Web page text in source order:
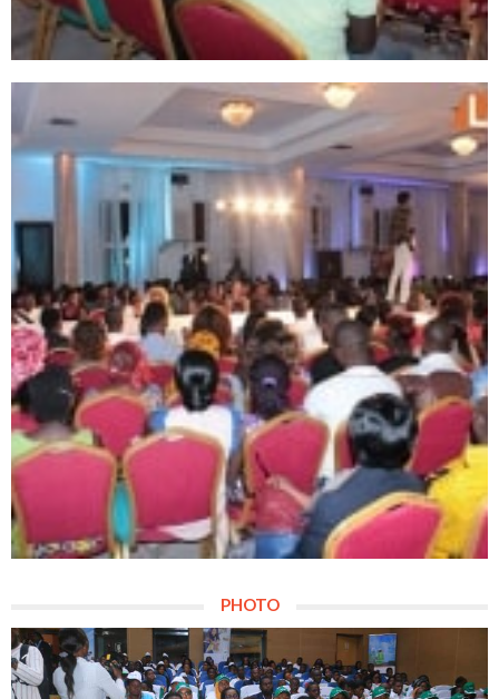
PHOTO